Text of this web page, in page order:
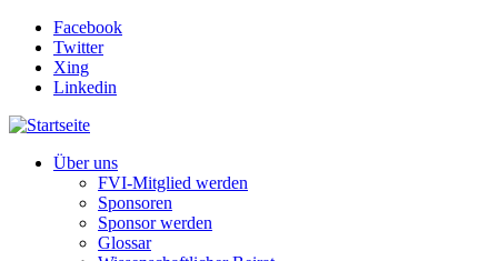
Direkt zum Inhalt
Facebook
Twitter
Xing
Linkedin
Über uns
FVI-Mitglied werden
Sponsoren
Sponsor werden
Glossar